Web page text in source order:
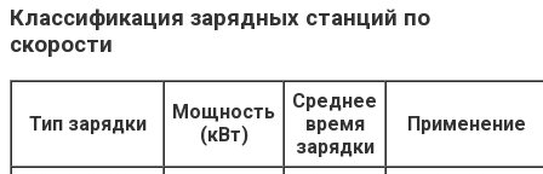
Классификация зарядных станций по
скорости
Тип зарядки
Мощность
(кВт)
Среднее
время
зарядки
Применение